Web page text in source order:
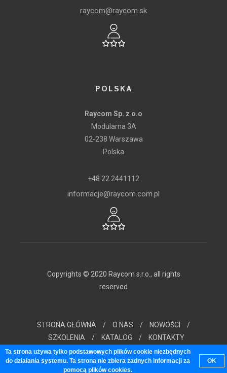
raycom@raycom.sk
POLSKA
Raycom Sp. z o.o
Modularna 3A
02-238 Warszawa
Polska
+48 22 2441112
informacje@raycom.com.pl
Copyrights © 2020 Raycom s.r.o., all rights
reserved
STRONA GŁÓWNA / O NAS / NOWOŚCI
/
SZKOLENIA
/ KATALOG / KONTAKTY
Ta strona używa tylko podstawowych plików cookie niezbędnych
do działania systemu. Ta strona nie zbiera żadnych informacji za
pomocą plików cookies.
OK